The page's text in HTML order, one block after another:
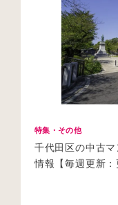
特集・その他
千代田区の中古
情報【毎週更新